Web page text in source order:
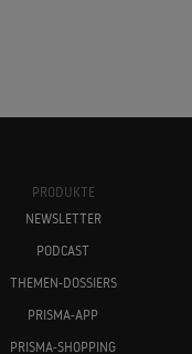
PRODUKTE
NEWSLETTER
PODCAST
THEMEN-DOSSIERS
PRISMA-APP
PRISMA-SHOPPING